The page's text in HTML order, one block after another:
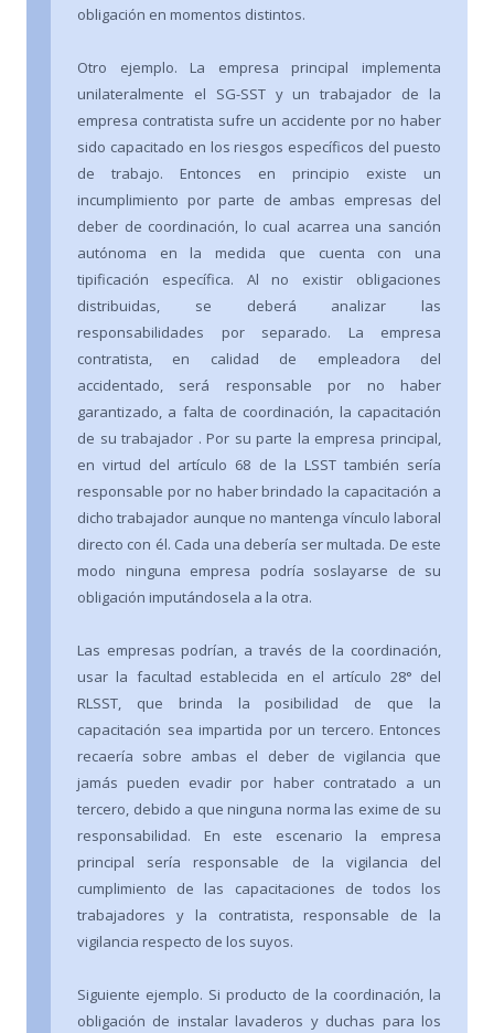
obligación en momentos distintos.
Otro ejemplo. La empresa principal implementa
unilateralmente el SG-SST y un trabajador de la
empresa contratista sufre un accidente por no haber
sido capacitado en los riesgos específicos del puesto
de trabajo. Entonces en principio existe un
incumplimiento por parte de ambas empresas del
deber de coordinación, lo cual acarrea una sanción
autónoma en la medida que cuenta con una
tipificación específica. Al no existir obligaciones
distribuidas, se deberá analizar las
responsabilidades por separado. La empresa
contratista, en calidad de empleadora del
accidentado, será responsable por no haber
garantizado, a falta de coordinación, la capacitación
de su trabajador . Por su parte la empresa principal,
en virtud del artículo 68 de la LSST también sería
responsable por no haber brindado la capacitación a
dicho trabajador aunque no mantenga vínculo laboral
directo con él. Cada una debería ser multada. De este
modo ninguna empresa podría soslayarse de su
obligación imputándosela a la otra.
Las empresas podrían, a través de la coordinación,
usar la facultad establecida en el artículo 28° del
RLSST, que brinda la posibilidad de que la
capacitación sea impartida por un tercero. Entonces
recaería sobre ambas el deber de vigilancia que
jamás pueden evadir por haber contratado a un
tercero, debido a que ninguna norma las exime de su
responsabilidad. En este escenario la empresa
principal sería responsable de la vigilancia del
cumplimiento de las capacitaciones de todos los
trabajadores y la contratista, responsable de la
vigilancia respecto de los suyos.
Siguiente ejemplo. Si producto de la coordinación, la
obligación de instalar lavaderos y duchas para los